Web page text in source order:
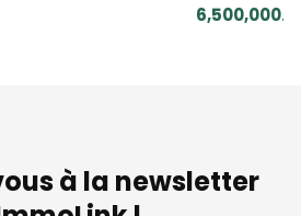
à la newsletter